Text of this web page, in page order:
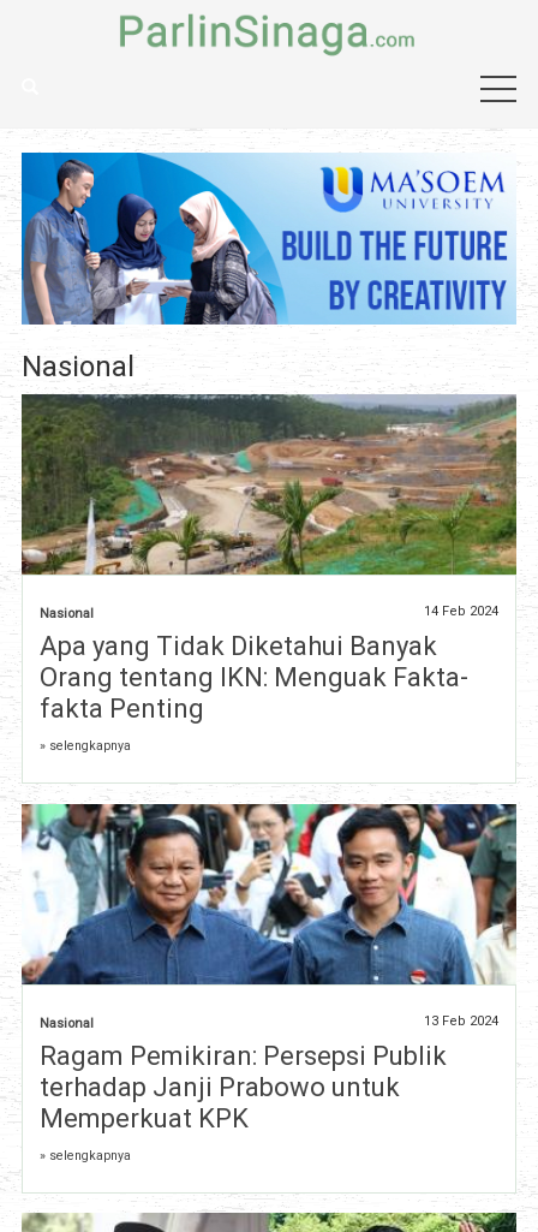
Nasional
Nasional 14 Feb 2024
Apa yang Tidak Diketahui Banyak
Orang tentang IKN: Menguak Fakta-
fakta Penting
» selengkapnya
Nasional 13 Feb 2024
Ragam Pemikiran: Persepsi Publik
terhadap Janji Prabowo untuk
Memperkuat KPK
» selengkapnya